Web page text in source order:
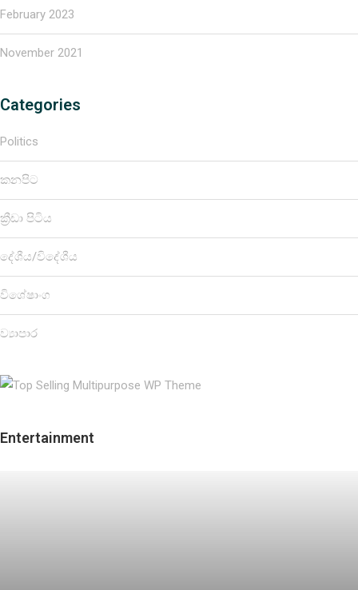
February 2023
November 2021
Categories
Politics
කනපිට
ක්‍රීඩා පිටිය
දේශීය/විදේශීය
විශේෂාංග
ව්‍යාපාර
Entertainment